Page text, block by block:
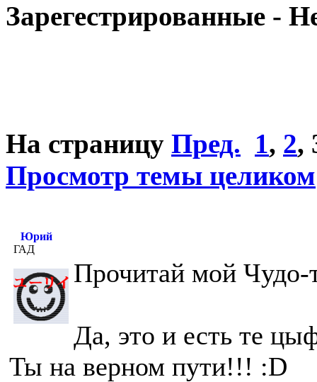
Зарегестрированные -
На страницу Пред. 1, 2,
Просмотр темы целиком
Юрий
ГАД
Прочитай мой Чудо-
Да, это и есть те
Ты на верном пути!!! :D